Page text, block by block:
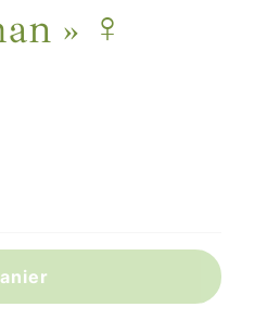
» ♀